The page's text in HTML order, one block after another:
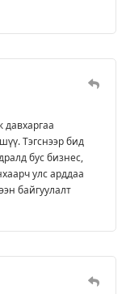
Тэгснээр бид
бус бизнес,
улс арддаа
байгуулалт